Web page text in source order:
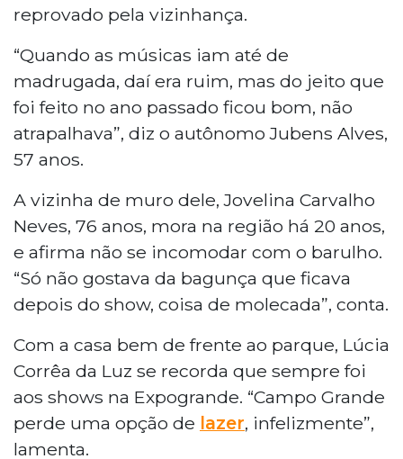
reprovado pela vizinhança.
“Quando as músicas iam até de
madrugada, daí era ruim, mas do jeito que
foi feito no ano passado ficou bom, não
atrapalhava”, diz o autônomo Jubens Alves,
57 anos.
A vizinha de muro dele, Jovelina Carvalho
Neves, 76 anos, mora na região há 20 anos,
e afirma não se incomodar com o barulho.
“Só não gostava da bagunça que ficava
depois do show, coisa de molecada”, conta.
Com a casa bem de frente ao parque, Lúcia
Corrêa da Luz se recorda que sempre foi
aos shows na Expogrande. “Campo Grande
perde uma opção de lazer, infelizmente”,
lamenta.